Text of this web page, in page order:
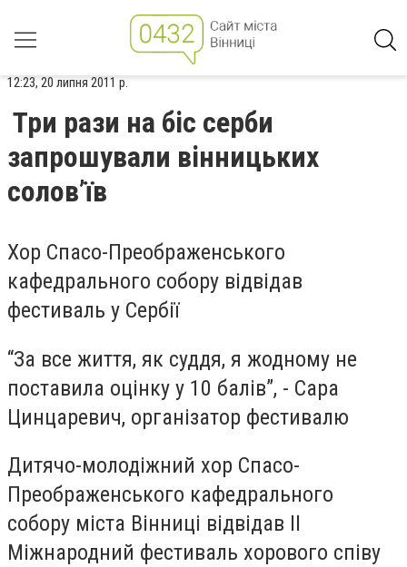
12:23, 20 липня 2011 р.
Три рази на біс серби
запрошували вінницьких
солов’їв
Хор Спасо-Преображенського
кафедрального собору відвідав
фестиваль у Сербії
“За все життя, як суддя, я жодному не
поставила оцінку у 10 балів”, - Сара
Цинцаревич, організатор фестивалю
Дитячо-молодіжний хор Спасо-
Преображенського кафедрального
собору міста Вінниці відвідав ІІ
Міжнародний фестиваль хорового співу